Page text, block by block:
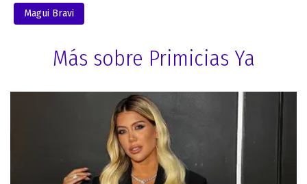
Magui Bravi
Más sobre Primicias Ya